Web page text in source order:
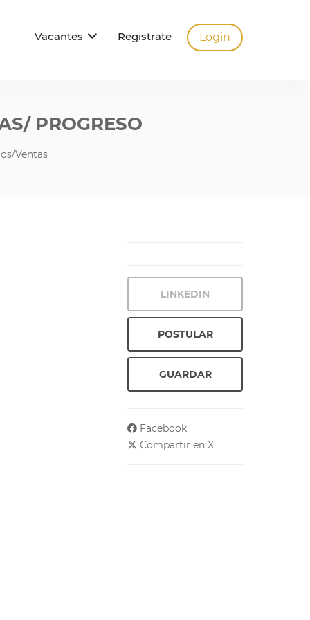
Login
Vacantes Registrate
PROGRESO
Ventas
LINKEDIN
POSTULAR
GUARDAR
Facebook
Compartir en X